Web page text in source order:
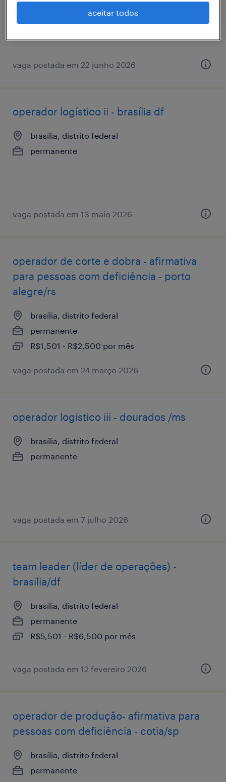
vaga postada em 22 junho 2026
operador logístico ii - brasília df
brasília, distrito federal
permanente
vaga postada em 13 maio 2026
operador de corte e dobra - afirmativa
para pessoas com deficiência - porto
alegre/rs
brasília, distrito federal
permanente
R$1,501 - R$2,500 por mês
vaga postada em 24 março 2026
operador logístico iii - dourados /ms
brasília, distrito federal
permanente
vaga postada em 7 julho 2026
team leader (líder de operações) -
brasilia/df
brasília, distrito federal
permanente
R$5,501 - R$6,500 por mês
vaga postada em 12 fevereiro 2026
operador de produção- afirmativa para
pessoas com deficiência - cotia/sp
brasília, distrito federal
permanente
aceitar todos